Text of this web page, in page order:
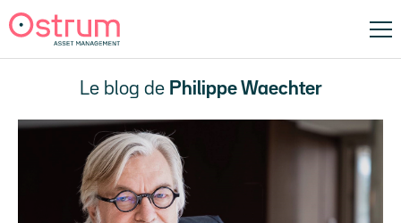
Le blog de Philippe Waechter